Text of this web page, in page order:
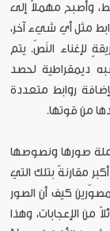
وأصبح مهملاً إلى
مثل أي شيء آخر،
لإغناء النَصّ. يتم
ديمقراطية لحصد
روابط متعددة
من قوتها.
صورها ونصوصها
مقارنةً بتلك التي
كيف أن الصور
من الإعجابات، وهذا